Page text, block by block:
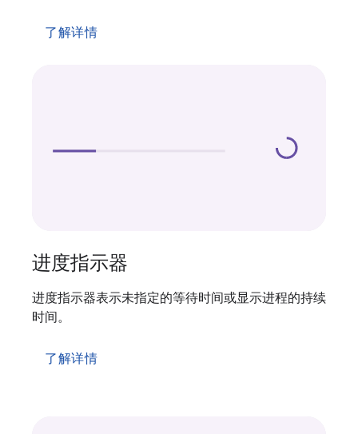
了解详情
进度指示器
进度指示器表示未指定的等待时间或显示进程的持续
时间。
了解详情